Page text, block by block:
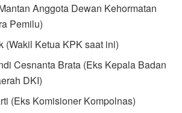
Anggota Dewan Kehormatan
Pemilu)
(Wakil Ketua KPK saat ini)
Cesnanta Brata (Eks Kepala Badan
DKI)
(Eks Komisioner Kompolnas)